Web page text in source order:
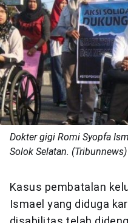
Dokter gigi Romi Syopfa
Solok Selatan. (Tribunnews)
Kasus pembatalan
Ismael yang diduga